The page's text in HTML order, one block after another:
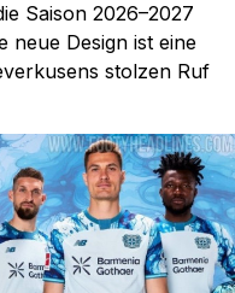
Saison 2026–2027
neue Design ist eine
stolzen Ruf